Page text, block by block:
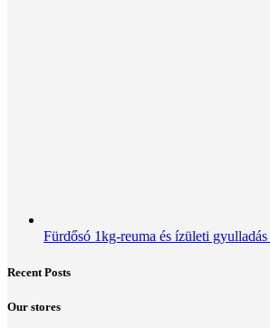
Fürdősó 1kg-reuma és ízületi gyulladás
Recent Posts
Our stores